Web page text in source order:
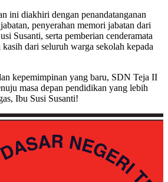
ini diakhiri dengan penandatanganan
penyerahan memori jabatan dari
Susanti, serta pemberian cenderamata
dari seluruh warga sekolah kepada
kepemimpinan yang baru, SDN Teja II
masa depan pendidikan yang lebih
Ibu Susi Susanti!